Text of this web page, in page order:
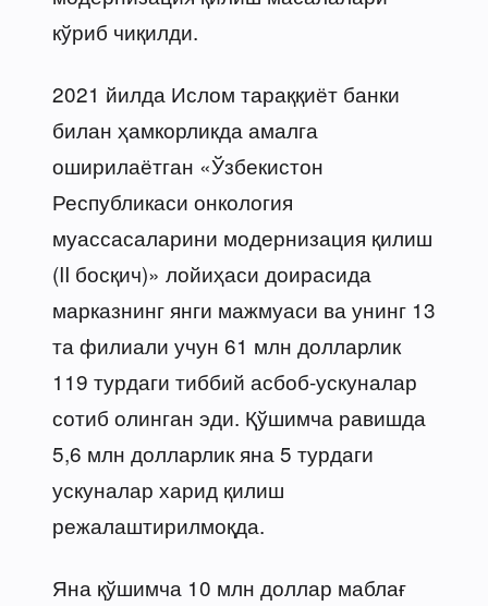
кўриб чиқилди.
2021 йилда Ислом тараққиёт банки
билан ҳамкорликда амалга
оширилаётган «Ўзбекистон
Республикаси онкология
муассасаларини модернизация қилиш
(II босқич)» лойиҳаси доирасида
марказнинг янги мажмуаси ва унинг 13
та филиали учун 61 млн долларлик
119 турдаги тиббий асбоб-ускуналар
сотиб олинган эди. Қўшимча равишда
5,6 млн долларлик яна 5 турдаги
ускуналар харид қилиш
режалаштирилмоқда.
Яна қўшимча 10 млн доллар маблағ